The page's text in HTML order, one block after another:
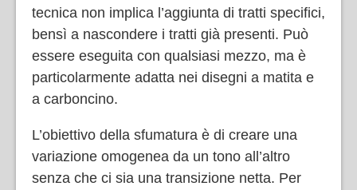
tecnica non implica l’aggiunta di tratti specifici,
bensì a nascondere i tratti già presenti. Può
essere eseguita con qualsiasi mezzo, ma è
particolarmente adatta nei disegni a matita e
a carboncino.
L’obiettivo della sfumatura è di creare una
variazione omogenea da un tono all’altro
senza che ci sia una transizione netta. Per